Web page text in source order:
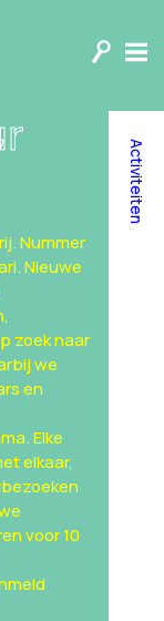
Nummer
Nieuwe
zoek naar
we
en
Elke
elkaar,
voor 10
Activiteiten